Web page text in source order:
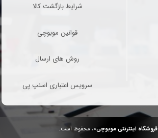
فروشگاه اینترنتی موبوچی»، محفوظ است.
شرایط بازگشت کالا
قوانین موبوچی
روش های ارسال
سرویس اعتباری اسنپ پی